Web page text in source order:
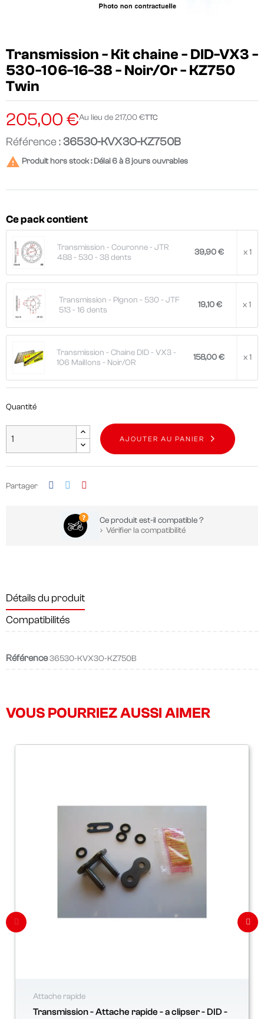
Transmission - Kit chaine - DID-VX3 -
530-106-16-38 - Noir/Or - KZ750
Twin
205,00 €Au lieu de 217,00 €TTC
Référence :36530-KVX3O-KZ750B
 Produit hors stock : Délai 6 à 8 jours ouvrables
Ce pack contient
Transmission - Couronne - JTR
488 - 530 - 38 dents
39,90 € x 1
Transmission - Pignon - 530 - JTF
513 - 16 dents
19,10 € x 1
Transmission - Chaine DID - VX3 -
106 Maillons - Noir/OR
158,00 € x 1
Quantité
AJOUTER AU PANIER
Partager
Ce produit est-il compatible ?
Vérifier la compatibilité
Détails du produit
Compatibilités
Référence36530-KVX3O-KZ750B
VOUS POURRIEZ AUSSI AIMER
Attache rapide
Transmission - Attache rapide - a clipser - DID -